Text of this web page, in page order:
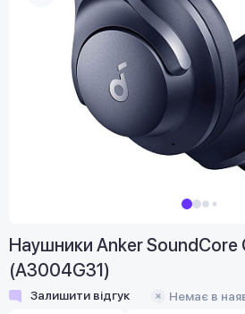
Наушники Anker SoundCore
(A3004G31)
Залишити відгук Немає в